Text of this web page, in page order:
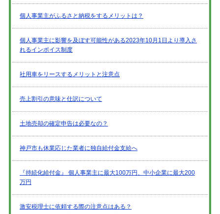
個人事業主がふるさと納税をするメリットは？
個人事業主に影響を及ぼす可能性がある2023年10月1日より導入さ
れるインボイス制度
社用車をリースするメリットと注意点
売上割引の意味と仕訳について
土地売却の確定申告は必要なの？
神戸市も休業応じた業者に独自給付金支給へ
『持続化給付金』 個人事業主に最大100万円、中小企業に最大200
万円
激安税理士に依頼する際の注意点はある？